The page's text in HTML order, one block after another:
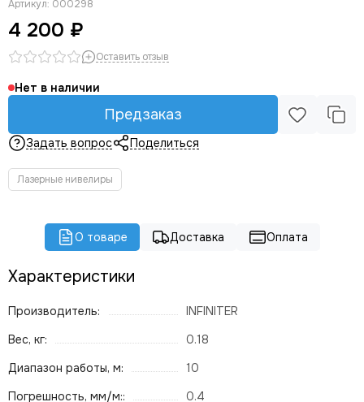
Артикул: 000298
4 200 ₽
Оставить отзыв
Нет в наличии
Предзаказ
Задать вопрос Поделиться
Лазерные нивелиры
О товаре Доставка Оплата
Характеристики
Производитель:
INFINITER
Вес, кг:
0.18
Диапазон работы, м:
10
Погрешность, мм/м::
0.4